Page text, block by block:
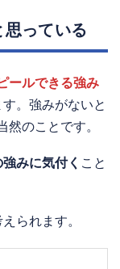
っている
ールできる強み
。強みがないと
のことです。
みに気付く こと
られます。